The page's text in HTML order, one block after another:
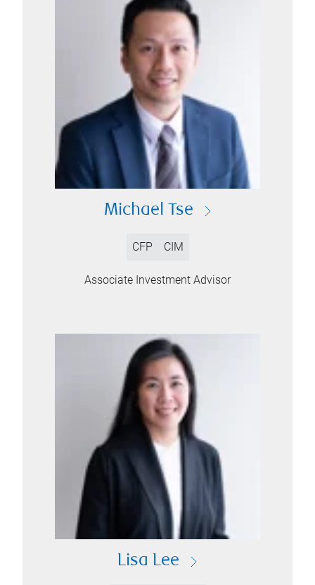
Michael Tse
CFP CIM
Associate Investment Advisor
Lisa Lee